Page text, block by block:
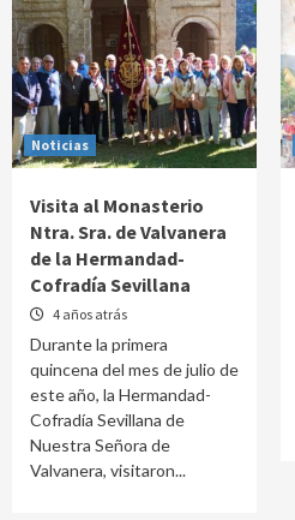
Noticias
Visita al Monasterio
Ntra. Sra. de Valvanera
de la Hermandad-
Cofradía Sevillana
4 años atrás
Durante la primera
quincena del mes de julio de
este año, la Hermandad-
Cofradía Sevillana de
Nuestra Señora de
Valvanera, visitaron...